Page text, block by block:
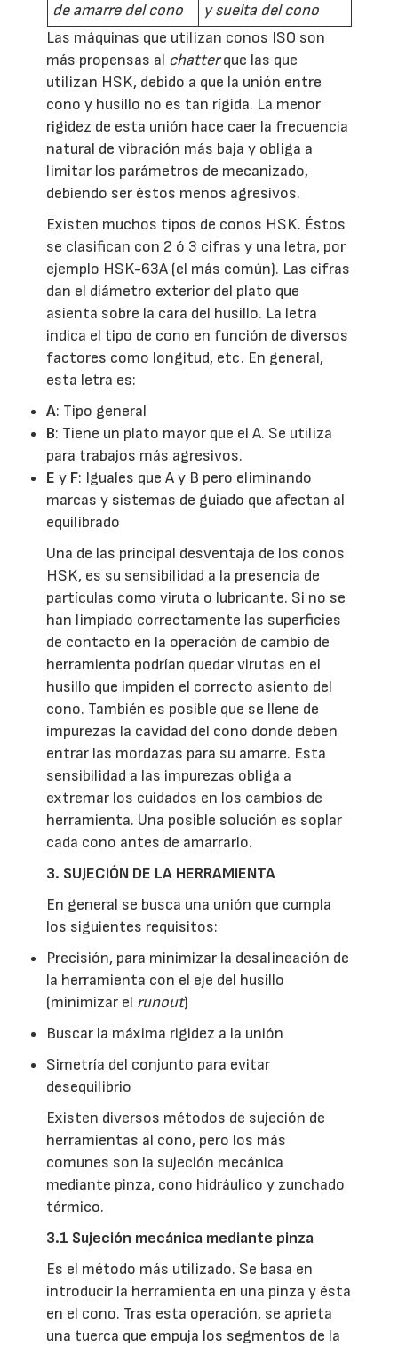
de amarre del cono
y suelta del cono
Las máquinas que utilizan conos ISO son
más propensas al chatterque las que
utilizan HSK, debido a que la unión entre
cono y husillo no es tan rígida. La menor
rigidez de esta unión hace caer la frecuencia
natural de vibración más baja y obliga a
limitar los parámetros de mecanizado,
debiendo ser éstos menos agresivos.
Existen muchos tipos de conos HSK. Éstos
se clasifican con 2 ó 3 cifras y una letra, por
ejemplo HSK-63A (el más común). Las cifras
dan el diámetro exterior del plato que
asienta sobre la cara del husillo. La letra
indica el tipo de cono en función de diversos
factores como longitud, etc. En general,
esta letra es:
A: Tipo general
B: Tiene un plato mayor que el A. Se utiliza
para trabajos más agresivos.
E y F: Iguales que A y B pero eliminando
marcas y sistemas de guiado que afectan al
equilibrado
Una de las principal desventaja de los conos
HSK, es su sensibilidad a la presencia de
partículas como viruta o lubricante. Si no se
han limpiado correctamente las superficies
de contacto en la operación de cambio de
herramienta podrían quedar virutas en el
husillo que impiden el correcto asiento del
cono. También es posible que se llene de
impurezas la cavidad del cono donde deben
entrar las mordazas para su amarre. Esta
sensibilidad a las impurezas obliga a
extremar los cuidados en los cambios de
herramienta. Una posible solución es soplar
cada cono antes de amarrarlo.
3. SUJECIÓN DE LA HERRAMIENTA
En general se busca una unión que cumpla
los siguientes requisitos:
Precisión, para minimizar la desalineación de
la herramienta con el eje del husillo
(minimizar el runout)
Buscar la máxima rigidez a la unión
Simetría del conjunto para evitar
desequilibrio
Existen diversos métodos de sujeción de
herramientas al cono, pero los más
comunes son la sujeción mecánica
mediante pinza, cono hidráulico y zunchado
térmico.
3.1 Sujeción mecánica mediante pinza
Es el método más utilizado. Se basa en
introducir la herramienta en una pinza y ésta
en el cono. Tras esta operación, se aprieta
una tuerca que empuja los segmentos de la